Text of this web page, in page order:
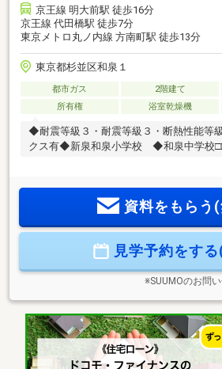
京王線 明大前駅 徒歩16分
京王線 代田橋駅 徒歩7分
東京メトロ丸ノ内線 方南町駅 徒歩13分
東京都杉並区和泉１
都市ガス 2階建て
所有権
浴室乾燥機
◆耐震等級３・耐震等級３・断熱性能等
クス有◆新泉和泉小学校 ◆和泉中学校
ます■都心エリアに特化した情報網を駆
ご提案■住宅ローンシュミレーション無
プレゼント】～弊社ホームページ～
資料をもらう
見学予約をす
※SUUMOのお問